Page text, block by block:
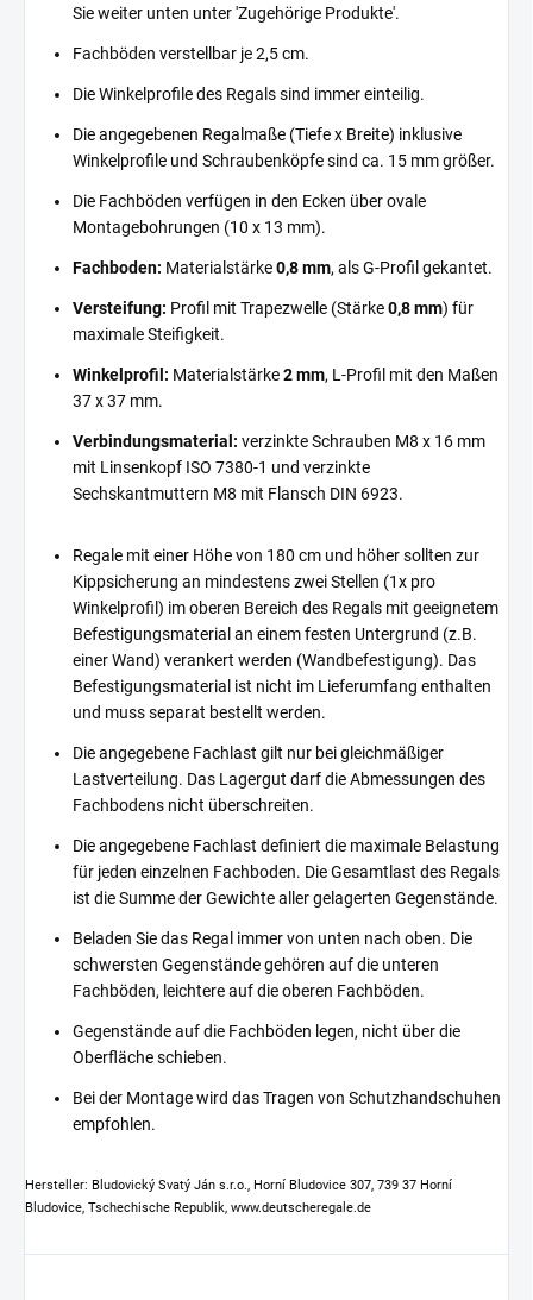
Sie weiter unten unter 'Zugehörige Produkte'.
Fachböden verstellbar je 2,5 cm.
Die Winkelprofile des Regals sind immer einteilig.
Die angegebenen Regalmaße (Tiefe x Breite) inklusive
Winkelprofile und Schraubenköpfe sind ca. 15 mm größer.
Die Fachböden verfügen in den Ecken über ovale
Montagebohrungen (10 x 13 mm).
Fachboden: Materialstärke0,8 mm, als G-Profil gekantet.
Versteifung: Profil mit Trapezwelle (Stärke0,8 mm) für
maximale Steifigkeit.
Winkelprofil: Materialstärke2 mm, L-Profil mit den Maßen
37 x 37 mm.
Verbindungsmaterial: verzinkte Schrauben M8 x 16 mm
mit Linsenkopf ISO 7380-1 und verzinkte
Sechskantmuttern M8 mit Flansch DIN 6923.
Regale mit einer Höhe von 180 cm und höher sollten zur
Kippsicherung an mindestens zwei Stellen (1x pro
Winkelprofil) im oberen Bereich des Regals mit geeignetem
Befestigungsmaterial an einem festen Untergrund (z.B.
einer Wand) verankert werden (Wandbefestigung). Das
Befestigungsmaterial ist nicht im Lieferumfang enthalten
und muss separat bestellt werden.
Die angegebene Fachlast gilt nur bei gleichmäßiger
Lastverteilung. Das Lagergut darf die Abmessungen des
Fachbodens nicht überschreiten.
Die angegebene Fachlast definiert die maximale Belastung
für jeden einzelnen Fachboden. Die Gesamtlast des Regals
ist die Summe der Gewichte aller gelagerten Gegenstände.
Beladen Sie das Regal immer von unten nach oben. Die
schwersten Gegenstände gehören auf die unteren
Fachböden, leichtere auf die oberen Fachböden.
Gegenstände auf die Fachböden legen, nicht über die
Oberfläche schieben.
Bei der Montage wird das Tragen von Schutzhandschuhen
empfohlen.
Hersteller: Bludovický Svatý Ján s.r.o., Horní Bludovice 307, 739 37 Horní
Bludovice, Tschechische Republik, www.deutscheregale.de